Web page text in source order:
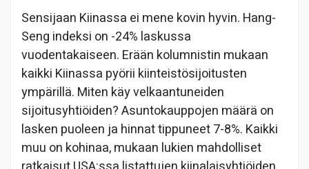
Sensijaan Kiinassa ei mene kovin hyvin. Hang-
Seng indeksi on -24% laskussa
vuodentakaiseen. Erään kolumnistin mukaan
kaikki Kiinassa pyörii kiinteistösijoitusten
ympärillä. Miten käy velkaantuneiden
sijoitusyhtiöiden? Asuntokauppojen määrä on
lasken puoleen ja hinnat tippuneet 7-8%. Kaikki
muu on kohinaa, mukaan lukien mahdolliset